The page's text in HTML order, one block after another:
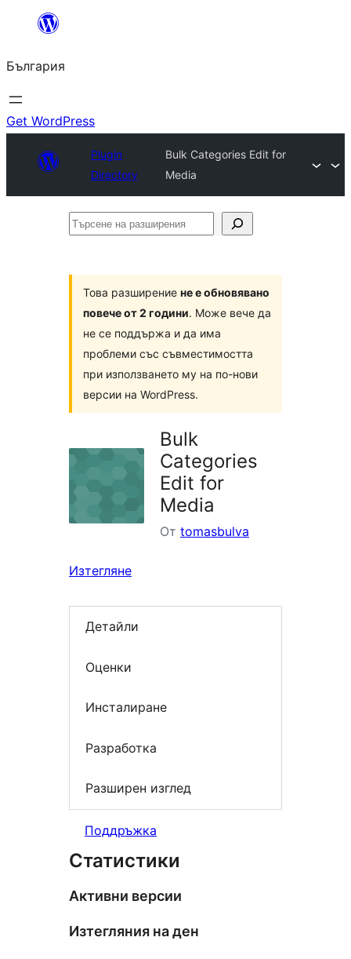
България
Get WordPress
Plugin
Directory
Bulk Categories Edit for
Media
Търсене
Това разширение не е обновявано
повече от 2 години. Може вече да
не се поддържа и да има
проблеми със съвместимостта
при използването му на по-нови
версии на WordPress.
Bulk
Categories
Edit for
Media
От tomasbulva
Изтегляне
Детайли
Оценки
Инсталиране
Разработка
Разширен изглед
Поддръжка
Статистики
Активни версии
Изтегляния на ден